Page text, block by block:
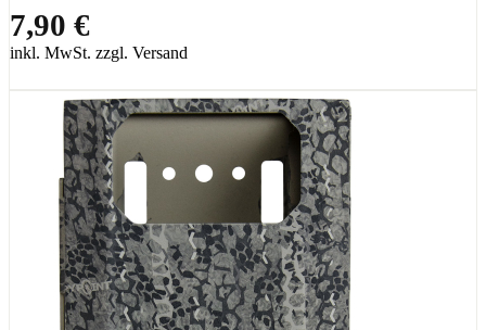
7,90 €
inkl. MwSt. zzgl. Versand